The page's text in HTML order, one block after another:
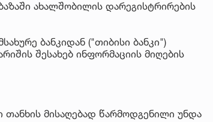
ახალშობილის დარეგისტრირების
ბანკიდან ("თიბისი ბანკი")
შესახებ ინფორმაციის მიღების
თანხის მისაღებად წარმოდგენილი უნდა